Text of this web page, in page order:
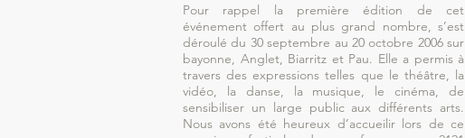
Pour rappel la première édition de cet
événement offert au plus grand nombre, s’est
déroulé du 30 septembre au 20 octobre 2006 sur
bayonne, Anglet, Biarritz et Pau. Elle a permis à
travers des expressions telles que le théâtre, la
vidéo, la danse, la musique, le cinéma, de
sensibiliser un large public aux différents arts.
Nous avons été heureux d’accueilir lors de ce